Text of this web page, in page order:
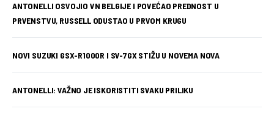
ANTONELLI OSVOJIO VN BELGIJE I POVEĆAO PREDNOST U
PRVENSTVU, RUSSELL ODUSTAO U PRVOM KRUGU
NOVI SUZUKI GSX-R1000R I SV-7GX STIŽU U NOVEMA NOVA
ANTONELLI: VAŽNO JE ISKORISTITI SVAKU PRILIKU